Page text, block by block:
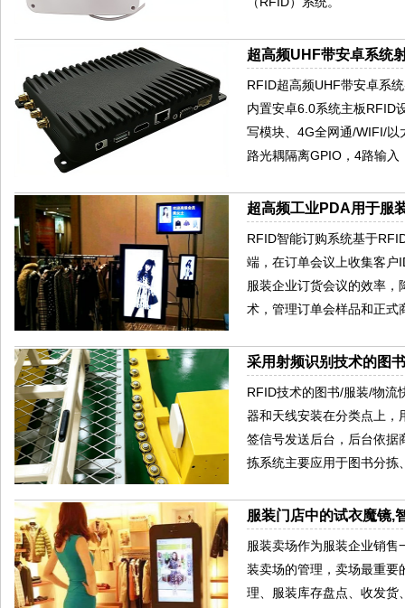
超高频UHF带安卓系统
RFID超高频UHF带安卓系
内置安卓6.0系统主板RFID
写模块、4G全网通/WIFI/以
路光耦隔离GPIO，4路输
超高频工业PDA用于服
RFID智能订购系统基于
端，在订单会议上收集客户
服装企业订货会议的效率
术，管理订单会样品和正式
采用射频识别技术的图
RFID技术的图书/服装/物流
器和天线安装在分类点上，
签信号发送后台，后台依据
拣系统主要应用于图书分拣
服装门店中的试衣魔镜,
服装卖场作为服装企业销
装卖场的管理，卖场最重
理、服装库存盘点、收发货